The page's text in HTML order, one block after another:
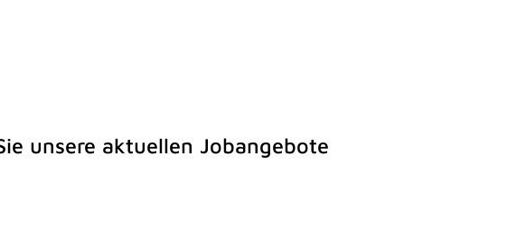
unsere aktuellen Jobangebote